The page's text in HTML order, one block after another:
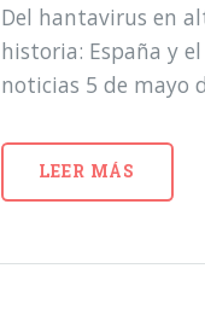
Del hantavirus en
historia: España y
noticias 5 de mayo
LEER MÁS